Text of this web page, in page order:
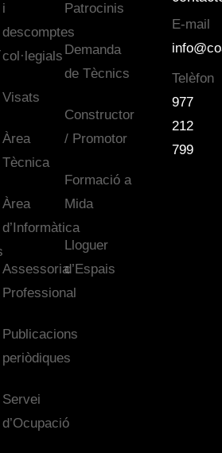
i
descomptes
col·legials
Visats
Àrea
Tècnica
Àrea
d’Informàtica
Assessoria
Professional
Publicacions
periòdiques
Servei
d’Ocupació
Patrocinis
Demanda
de Tècnics
Constructor
/ Promotor
Formació a
Mida
Lloguer
d’Espais
E-mail
Telèfon
977
212
799